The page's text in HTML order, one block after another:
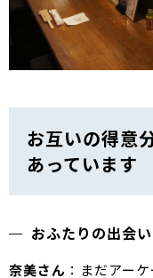
お互いの得意
あっています
おふたりの出会
奈美さん ：まだアー